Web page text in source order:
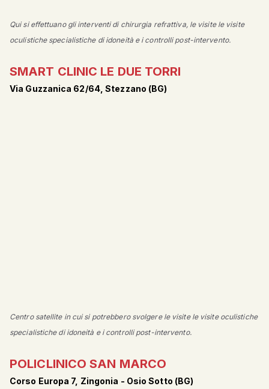
Qui si effettuano gli interventi di chirurgia refrattiva, le visite le visite
oculistiche specialistiche di idoneità e i controlli post-intervento.
SMART CLINIC LE DUE TORRI
Via Guzzanica 62/64, Stezzano (BG)
Centro satellite in cui si potrebbero svolgere le visite le visite oculistiche
specialistiche di idoneità e i controlli post-intervento.
POLICLINICO SAN MARCO
Corso Europa 7, Zingonia - Osio Sotto (BG)